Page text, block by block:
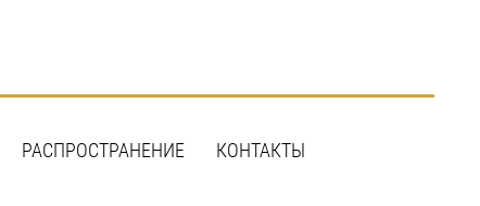
РАСПРОСТРАНЕНИЕ КОНТАКТЫ